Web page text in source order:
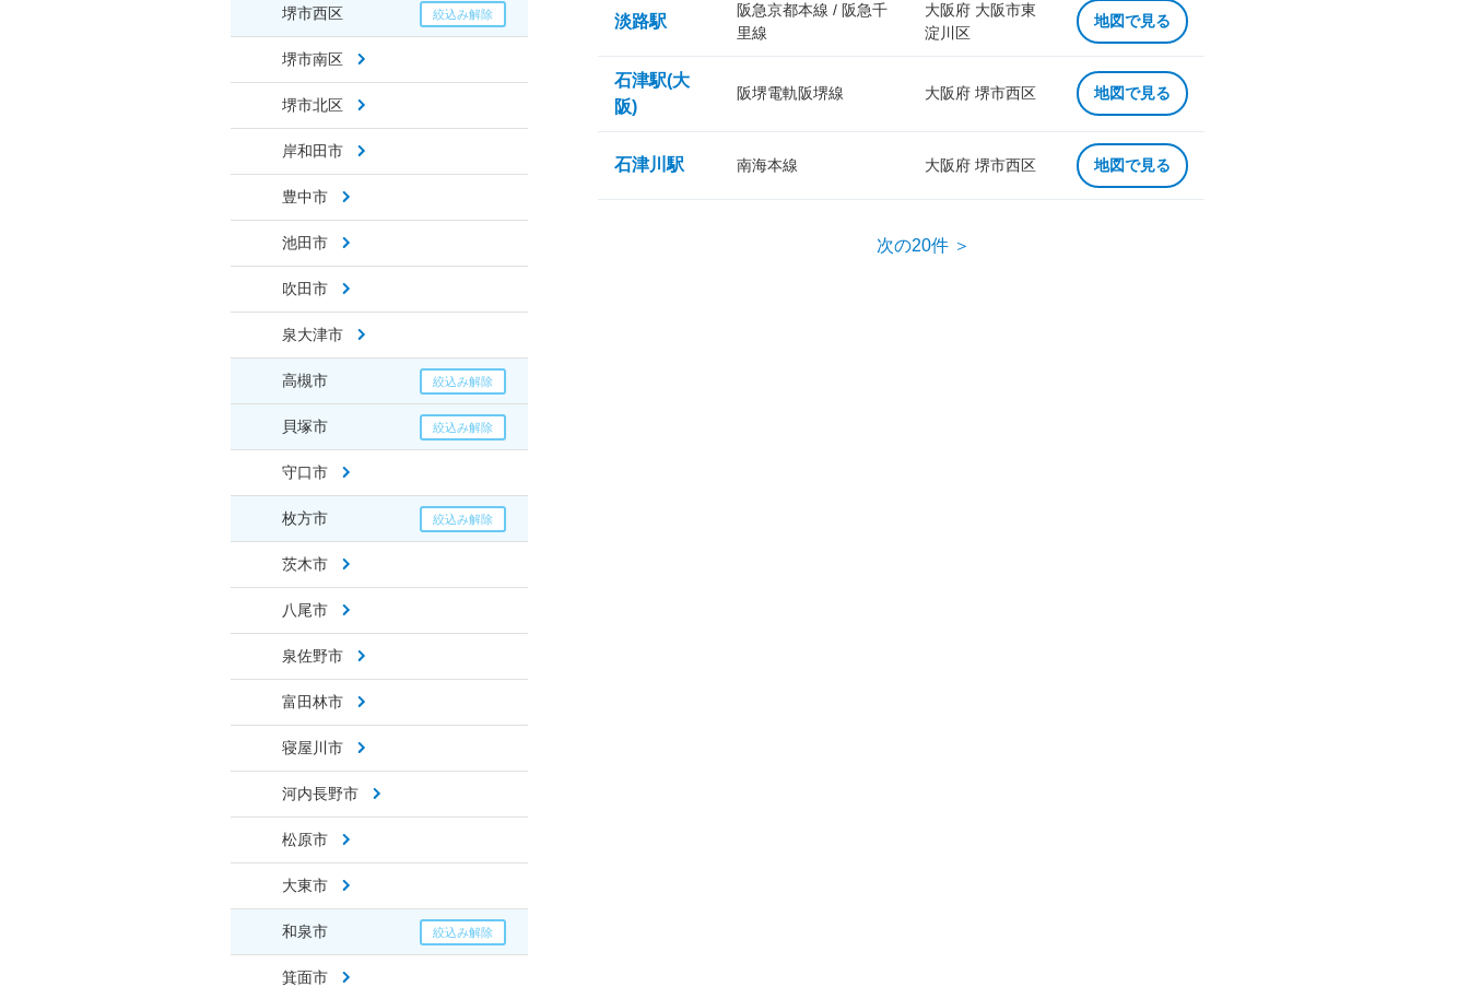
堺市西区
堺市南区
堺市北区
岸和田市
豊中市
池田市
吹田市
泉大津市
高槻市
貝塚市
守口市
枚方市
茨木市
八尾市
泉佐野市
富田林市
寝屋川市
河内長野市
松原市
大東市
和泉市
箕面市
淡路駅
阪急京都本線 / 阪急千
里線
大阪府 大阪市東
淀川区
地図で見る
石津駅(大
阪)
阪堺電軌阪堺線 大阪府 堺市西区 地図で見る
石津川駅 南海本線 大阪府 堺市西区 地図で見る
次の20件 ＞